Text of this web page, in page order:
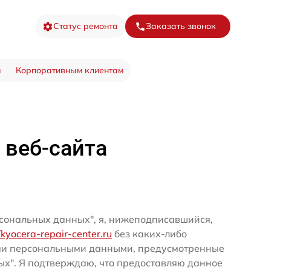
Статус ремонта Заказать звонок
Корпоративным клиентам
сайта
данных", я, нижеподписавшийся,
repair-center.ru без каких-либо
персональными данными, предусмотренные
Я подтверждаю, что предоставляю данное